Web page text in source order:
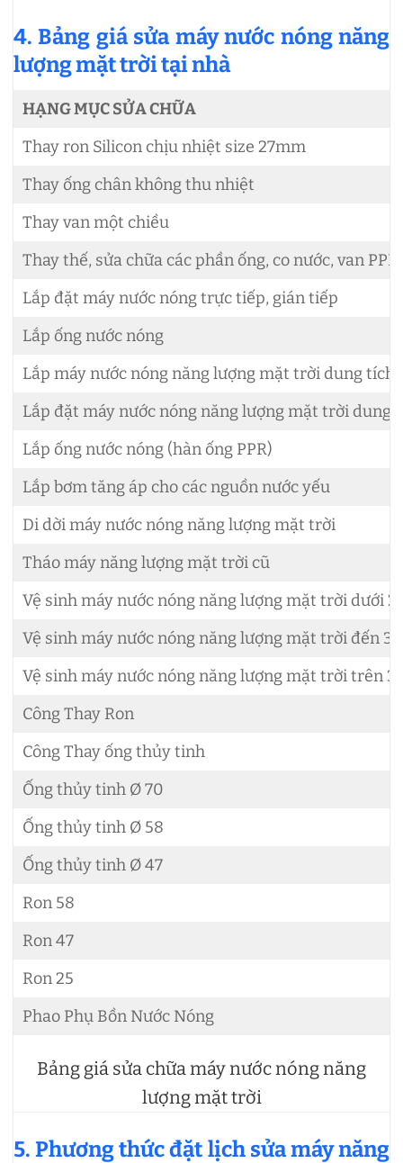
4. Bảng giá sửa máy nước nóng năng
lượng mặt trời tại nhà
HẠNG MỤC SỬA CHỮA
Thay ron Silicon chịu nhiệt size 27mm
Thay ống chân không thu nhiệt
Thay van một chiều
Thay thế, sửa chữa các phần ống, co nước, van
Lắp đặt máy nước nóng trực tiếp, gián tiếp
Lắp ống nước nóng
Lắp máy nước nóng năng lượng mặt trời dung tích
Lắp đặt máy nước nóng năng lượng mặt trời dung
Lắp ống nước nóng (hàn ống PPR)
Lắp bơm tăng áp cho các nguồn nước yếu
Di dời máy nước nóng năng lượng mặt trời
Tháo máy năng lượng mặt trời cũ
Vệ sinh máy nước nóng năng lượng mặt trời dưới
Vệ sinh máy nước nóng năng lượng mặt trời đến
Vệ sinh máy nước nóng năng lượng mặt trời trên
Công Thay Ron
Công Thay ống thủy tinh
Ống thủy tinh Ø 70
Ống thủy tinh Ø 58
Ống thủy tinh Ø 47
Ron 58
Ron 47
Ron 25
Phao Phụ Bồn Nước Nóng
Bảng giá sửa chữa máy nước nóng năng
lượng mặt trời
5. Phương thức đặt lịch sửa máy năng